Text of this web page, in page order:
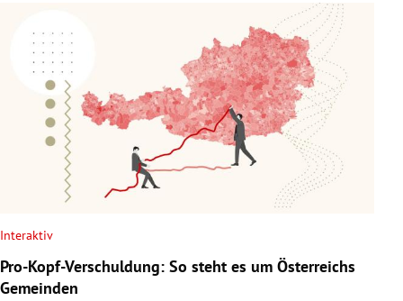
Interaktiv
Pro-Kopf-Verschuldung: So steht es um Österreichs
Gemeinden